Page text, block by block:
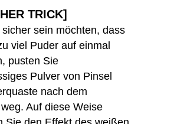
TRICK]
sein möchten, dass
viel Puder auf einmal
pusten Sie
Pulver von Pinsel
nach dem
Auf diese Weise